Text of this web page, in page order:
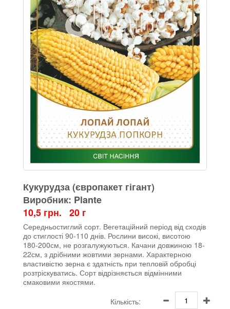
Кукурудза (європакет гігант)
Виробник: Plante
10,5 грн. 20 г
Середньостиглий сорт. Вегетаційний період від сходів
до стиглості 90-110 днів. Рослини високі, висотою
180-200см, не розгалужуються. Качани довжиною 18-
22см, з дрібними жовтими зернами. Характерною
властивістю зерна є здатність при тепловій обробці
розтріскуватись. Сорт відрізняється відмінними
смаковими якостями.
Кількість: